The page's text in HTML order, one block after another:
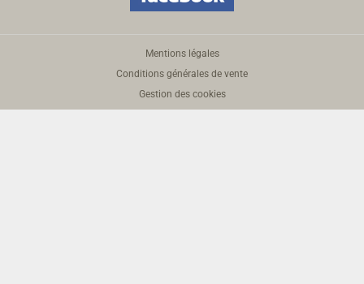
Mentions légales
Conditions générales de vente
Gestion des cookies